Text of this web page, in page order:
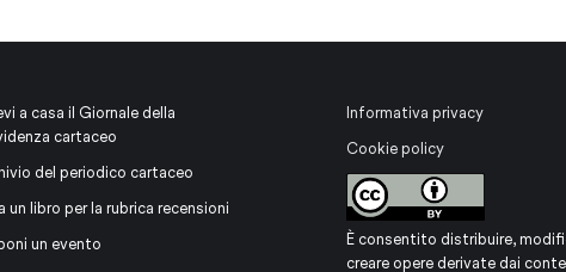
a casa il Giornale della
cartaceo
del periodico cartaceo
un libro per la rubrica recensioni
un evento
Informativa privacy
Cookie policy
È consentito distribuire,
creare opere derivate dai